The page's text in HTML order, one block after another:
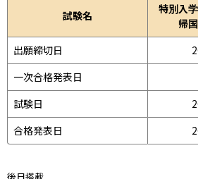
試験名
特別入
帰
出願締切日
一次合格発表日
試験日
合格発表日
後日搭載